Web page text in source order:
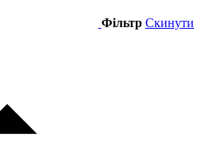
Фільтр Скинути